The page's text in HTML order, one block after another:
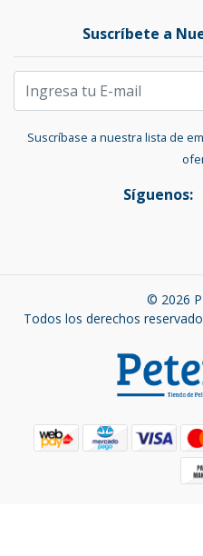
Suscríbete a
Suscríbase a nuestra lista de
Síguenos:
© 2026
Todos los derechos